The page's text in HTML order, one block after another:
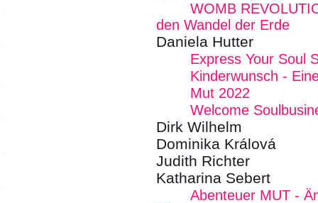
WOMB
den Wandel der Erde
Daniela Hutter
Express Your Soul
Kinderwunsch -
Mut 2022
Welcome
Dirk Wilhelm
Dominika Králová
Judith Richter
Katharina Sebert
Abenteuer MUT -